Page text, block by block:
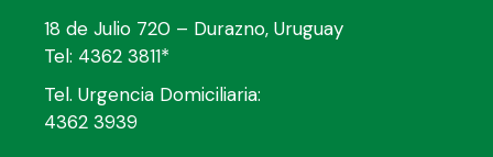
18 de Julio 720 – Durazno, Uruguay
Tel: 4362 3811*
Tel. Urgencia Domiciliaria:
4362 3939